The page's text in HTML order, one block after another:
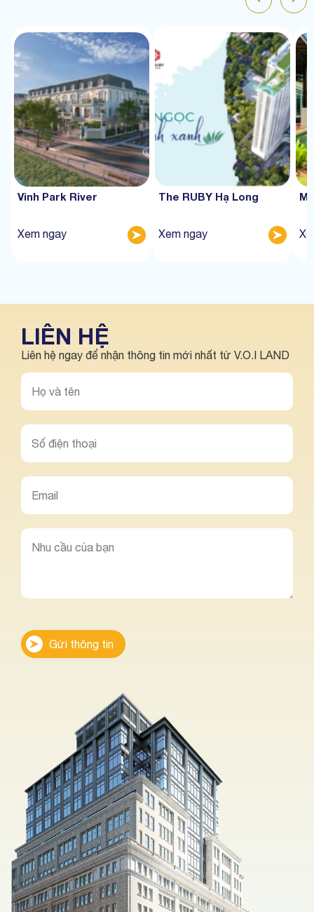
Vinh Park River
Xem ngay
The RUBY Hạ Long
Xem ngay
LIÊN HỆ
Liên hệ ngay để nhận thông tin mới nhất từ V.O.I LAND
Gửi thông tin